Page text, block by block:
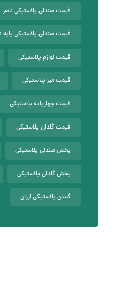
قیمت صندلی پلاستیکی ناصر
قیمت صندلی پلاستیکی پایه
قیمت لوازم پلاستیکی
قیمت میز پلاستیکی
قیمت چهارپایه پلاستیکی
قیمت گلدان پلاستیکی
پخش صندلی پلاستیکی
پخش گلدان پلاستیکی
گلدان پلاستیکی ارزان